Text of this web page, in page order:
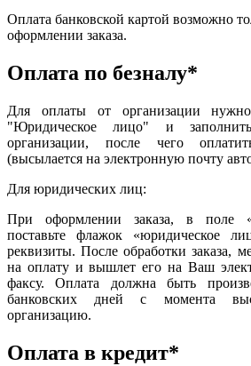
Оплата банковской картой возможно
оформлении заказа.
Оплата по безналу*
Для оплаты от организации
"Юридическое лицо" и
организации, после чего
(высылается на электронную почту
Для юридических лиц:
При оформлении заказа, в поле
поставьте флажок «юридическое
реквизиты. После обработки заказа,
на оплату и вышлет его на Ваш
факсу. Оплата должна быть
банковских дней с момента
организацию.
Оплата в кредит*